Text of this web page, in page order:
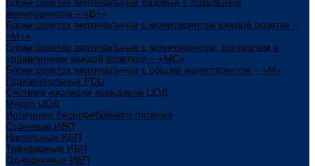
мониторингом – «В+»
Блоки розеток вертикальные с мониторингом каждой розетки –
«М+»
Блоки розеток вертикальные с мониторингом, контролем и
управлением каждой розеткой – «МС»
Блоки розеток вертикальные с общим мониторингом – «М»
Горизонтальные PDU
Система изоляции коридоров ЦОД
Микро ЦОД
Источники бесперебойного питания
Стоечные ИБП
Напольные ИБП
Трёхфазные ИБП
Однофазные ИБП